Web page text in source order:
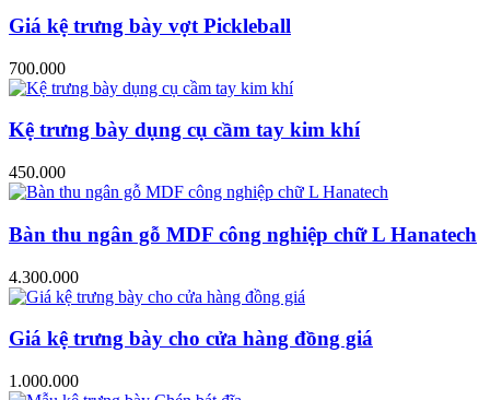
Giá kệ trưng bày vợt Pickleball
700.000
Kệ trưng bày dụng cụ cầm tay kim khí
450.000
Bàn thu ngân gỗ MDF công nghiệp chữ L Hanatech
4.300.000
Giá kệ trưng bày cho cửa hàng đồng giá
1.000.000